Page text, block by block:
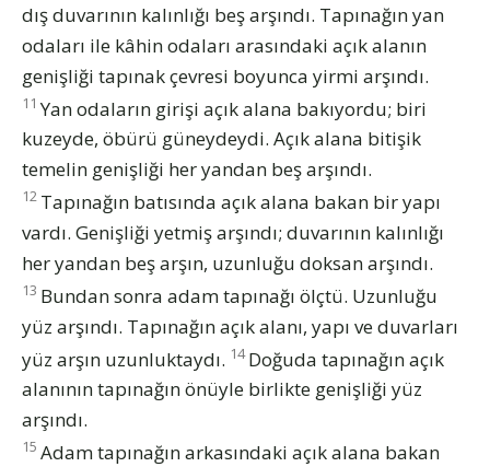
dış duvarının kalınlığı beş arşındı. Tapınağın yan
odaları ile kâhin odaları arasındaki açık alanın
genişliği tapınak çevresi boyunca yirmi arşındı.
11 Yan odaların girişi açık alana bakıyordu; biri
kuzeyde, öbürü güneydeydi. Açık alana bitişik
temelin genişliği her yandan beş arşındı.
12 Tapınağın batısında açık alana bakan bir yapı
vardı. Genişliği yetmiş arşındı; duvarının kalınlığı
her yandan beş arşın, uzunluğu doksan arşındı.
13 Bundan sonra adam tapınağı ölçtü. Uzunluğu
yüz arşındı. Tapınağın açık alanı, yapı ve duvarları
yüz arşın uzunluktaydı. 14 Doğuda tapınağın açık
alanının tapınağın önüyle birlikte genişliği yüz
arşındı.
15 Adam tapınağın arkasındaki açık alana bakan